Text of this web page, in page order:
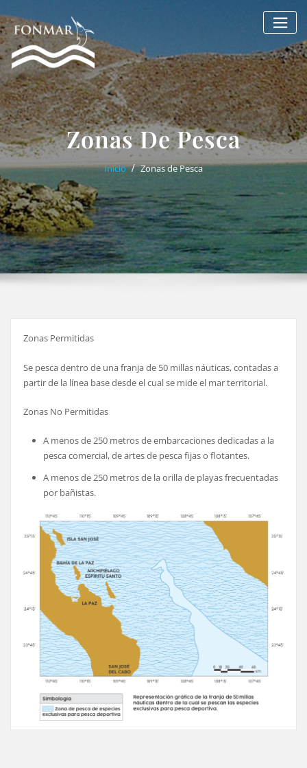
al
contenido
Zonas De Pesca
Inicio Zonas de Pesca
Zonas Permitidas
Se pesca dentro de una franja de 50 millas náuticas, contadas a
partir de la línea base desde el cual se mide el mar territorial.
Zonas No Permitidas
A menos de 250 metros de embarcaciones dedicadas a la
pesca comercial, de artes de pesca fijas o flotantes.
A menos de 250 metros de la orilla de playas frecuentadas
por bañistas.